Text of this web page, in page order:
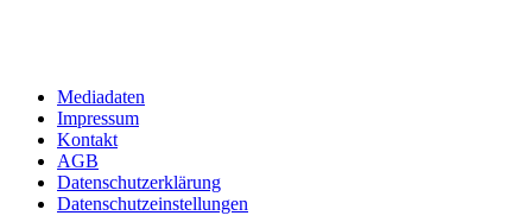
Mediadaten
Impressum
Kontakt
AGB
Datenschutzerklärung
Datenschutzeinstellungen